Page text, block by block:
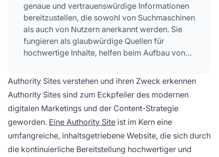
genaue und vertrauenswürdige Informationen
bereitzustellen, die sowohl von Suchmaschinen
als auch von Nutzern anerkannt werden. Sie
fungieren als glaubwürdige Quellen für
hochwertige Inhalte, helfen beim Aufbau von
Suchmaschinenranking durch qualitativ
hochwertige Backlinks und generieren
Einnahmen über verschiedene digitale Kanäle,
während sie dauerhaft das Vertrauen der
Zielgruppe stärken.
Authority Sites verstehen und ihren Zweck erkennen
Authority Sites sind zum Eckpfeiler des modernen
digitalen Marketings und der Content-Strategie
geworden. Eine Authority Site ist im Kern eine
umfangreiche, inhaltsgetriebene Website, die sich durch
die kontinuierliche Bereitstellung hochwertiger und